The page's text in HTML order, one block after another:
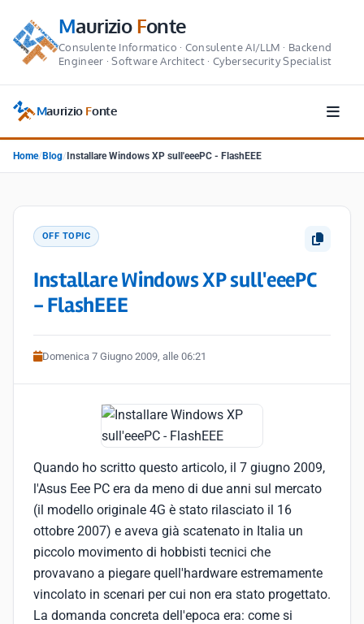
MaurizioFonte
Consulente Informatico · Consulente AI/LLM · Backend
Engineer · Software Architect · Cybersecurity Specialist
Maurizio Fonte
Home/ Blog/ Installare Windows XP sull'eeePC - FlashEEE
OFF TOPIC
Installare Windows XP sull'eeePC
- FlashEEE
Domenica 7 Giugno 2009, alle 06:21
Quando ho scritto questo articolo, il 7 giugno 2009,
l'Asus Eee PC era da meno di due anni sul mercato
(il modello originale 4G è stato rilasciato il 16
ottobre 2007) e aveva già scatenato in Italia un
piccolo movimento di hobbisti tecnici che
provavano a piegare quell'hardware estremamente
vincolato in scenari per cui non era stato progettato.
La domanda concreta dell'epoca era: come si